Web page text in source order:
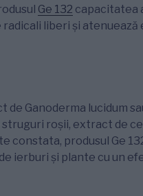
Ge 132 capacitatea
liberi și
Ganoderma lucidum
roșii, extract de
constata, produsul Ge
ierburi și plante cu un